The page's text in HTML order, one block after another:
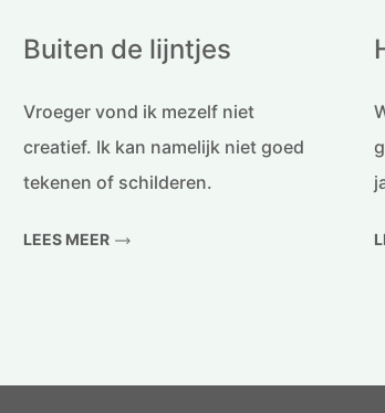
Buiten de lijntjes
Vroeger vond ik mezelf niet
creatief. Ik kan namelijk niet goed
tekenen of schilderen.
LEES MEER